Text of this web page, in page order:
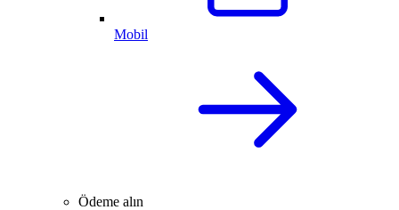
Mobil
Ödeme alın